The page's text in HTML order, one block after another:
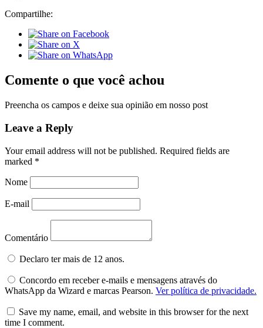
Compartilhe:
Comente o que você achou
Preencha os campos e deixe sua opinião em nosso post
Leave a Reply
Your email address will not be published. Required fields are
marked *
Nome
E-mail
Comentário
Declaro ter mais de 12 anos.
Concordo em receber e-mails e mensagens através do
WhatsApp da Wizard e marcas Pearson. Ver política de privacidade.
Save my name, email, and website in this browser for the next
time I comment.